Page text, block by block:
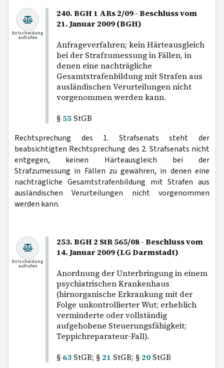
240. BGH 1 ARs 2/09 - Beschluss vom
21. Januar 2009 (BGH)
Anfrageverfahren; kein Härteausgleich
bei der Strafzumessung in Fällen, in
denen eine nachträgliche
Gesamtstrafenbildung mit Strafen aus
ausländischen Verurteilungen nicht
vorgenommen werden kann.
§ 55 StGB
Entscheidung
aufrufen
Rechtsprechung des 1. Strafsenats steht der
beabsichtigten Rechtsprechung des 2. Strafsenats nicht
entgegen, keinen Härteausgleich bei der
Strafzumessung in Fällen zu gewähren, in denen eine
nachträgliche Gesamtstrafenbildung mit Strafen aus
ausländischen Verurteilungen nicht vorgenommen
werden kann.
253. BGH 2 StR 565/08 - Beschluss vom
14. Januar 2009 (LG Darmstadt)
Anordnung der Unterbringung in einem
psychiatrischen Krankenhaus
(hirnorganische Erkrankung mit der
Folge unkontrollierter Wut; erheblich
verminderte oder vollständig
aufgehobene Steuerungsfähigkeit;
Teppichreparateur-Fall).
§ 63 StGB; § 21 StGB; § 20 StGB
Entscheidung
aufrufen